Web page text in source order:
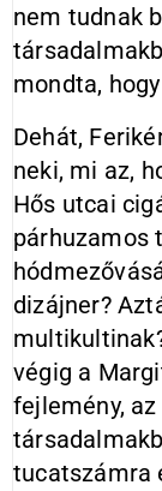
nem tudnak
mondta,
Dehát,
neki, mi az,
Hős utcai
párhuzamos
dizájner?
végig a
fejlemény,
tucatszámra